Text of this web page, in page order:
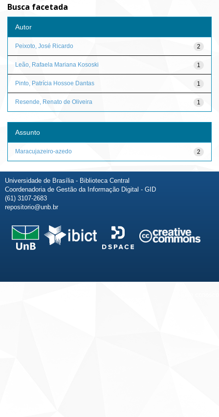
Busca facetada
Autor
2
Peixoto, José Ricardo
1
Leão, Rafaela Mariana Kososki
1
Pinto, Patrícia Hossoe Dantas
1
Resende, Renato de Oliveira
Assunto
2
Maracujazeiro-azedo
Universidade de Brasília - Biblioteca Central
Coordenadoria de Gestão da Informação Digital - GID
(61) 3107-2683
repositorio@unb.br